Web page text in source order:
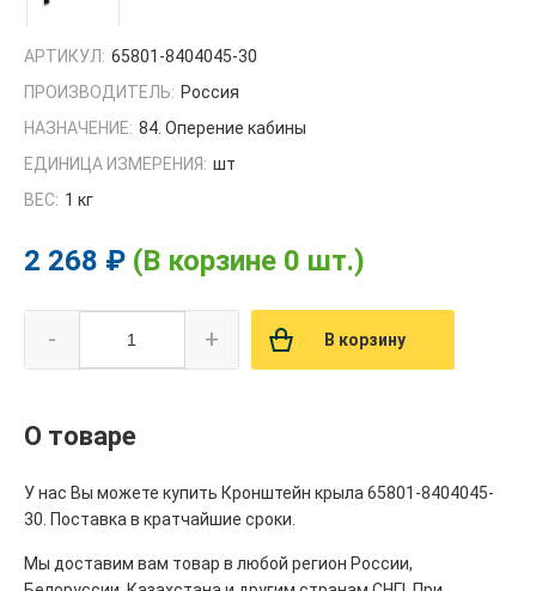
АРТИКУЛ: 65801-8404045-30
ПРОИЗВОДИТЕЛЬ: Россия
НАЗНАЧЕНИЕ: 84. Оперение кабины
ЕДИНИЦА ИЗМЕРЕНИЯ: шт
ВЕС: 1 кг
2 268 ₽ (В корзине 0 шт.)
- + В корзину
О товаре
У нас Вы можете купить Кронштейн крыла 65801-8404045-
30. Поставка в кратчайшие сроки.
Мы доставим вам товар в любой регион России,